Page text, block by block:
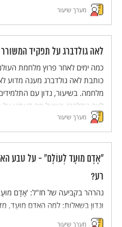
במגבלות על חיוב זה. נקיים דיון
מקורות על הערך ועל יישומו
מערך שיעור
לאה גולדברג על תפקיד
כמה ימים לאחר פרוץ מלחמת
כותבת לאה גולדברג מענה מדוע
מלחמה. בשיעור, נדון עם
לאה גודלברג ונשאל מה דעתנו על
שיעור לימים קשים.
מערך שיעור
"אָדָם מוּעָד לְעוֹלָם" - על טבע
רע?
נהרהר בקביעה של חז"ל: 'אָדָם
ונדון בשאלות: למה האדם מוּעָד,
להזיק כמו חיות שאינן מאולפות?
מערך שיעור